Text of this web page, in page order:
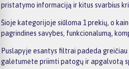
pristatymo informaciją ir kitus svarbius
Šioje kategorijoje siūloma 1 prekių, o
pagrindines savybes, funkcionalumą,
Puslapyje esantys filtrai padeda
galėtumėte priimti patogų ir apgalvotą